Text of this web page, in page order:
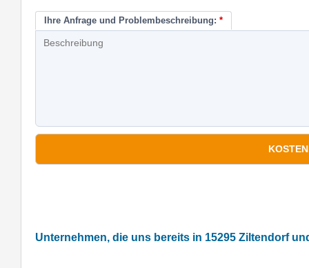
Ihre Anfrage und Problembeschreibung: *
Unternehmen, die uns bereits in 15295 Ziltendorf